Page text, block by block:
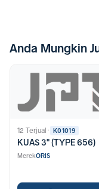
Anda Mungkin
12 Terjual· K01019
KUAS 3" (TYPE 656)
MerekORIS